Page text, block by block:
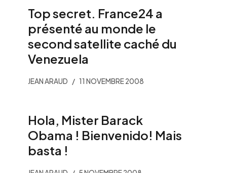
Top secret. France24 a
présenté au monde le
second satellite caché du
Venezuela
JEAN ARAUD 11 NOVEMBRE 2008
Hola, Mister Barack
Obama ! Bienvenido! Mais
basta !